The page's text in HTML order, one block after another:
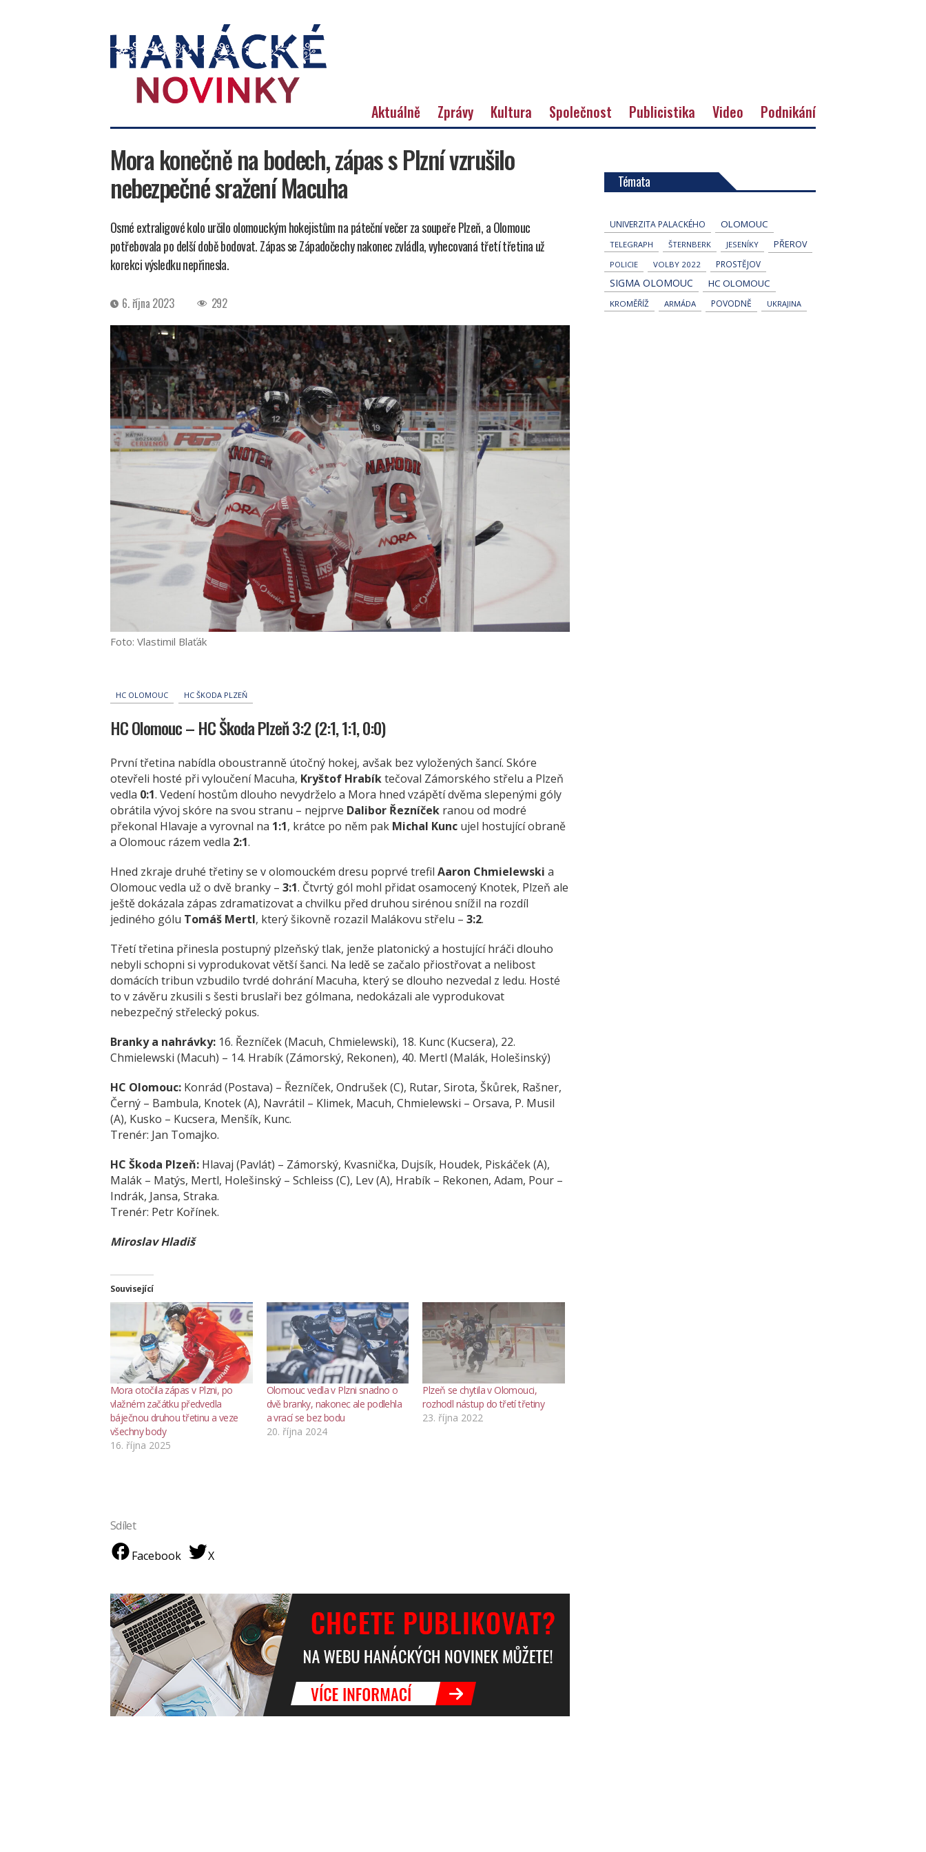
novinky
Aktuálně Zprávy Kultura Společnost Publicistika Video Podnikání
Mora konečně na bodech, zápas s Plzní vzrušilo
nebezpečné sražení Macuha
Osmé extraligové kolo určilo olomouckým hokejistům na páteční večer za soupeře Plzeň, a Olomouc
potřebovala po delší době bodovat. Zápas se Západočechy nakonec zvládla, vyhecovaná třetí třetina už
korekci výsledku nepřinesla.
Datum
příspěvku
6. října 2023 292
Foto: Vlastimil Blaťák
HC OLOMOUC HC ŠKODA PLZEŇ
HC Olomouc – HC Škoda Plzeň 3:2 (2:1, 1:1, 0:0)
První třetina nabídla oboustranně útočný hokej, avšak bez vyložených šancí. Skóre
otevřeli hosté při vyloučení Macuha, Kryštof Hrabíktečoval Zámorského střelu a Plzeň
vedla 0:1. Vedení hostům dlouho nevydrželo a Mora hned vzápětí dvěma slepenými góly
obrátila vývoj skóre na svou stranu – nejprve Dalibor Řezníček ranou od modré
překonal Hlavaje a vyrovnal na 1:1, krátce po něm pak Michal Kunc ujel hostující obraně
a Olomouc rázem vedla 2:1.
Hned zkraje druhé třetiny se v olomouckém dresu poprvé trefil Aaron Chmielewski a
Olomouc vedla už o dvě branky – 3:1. Čtvrtý gól mohl přidat osamocený Knotek, Plzeň ale
ještě dokázala zápas zdramatizovat a chvilku před druhou sirénou snížil na rozdíl
jediného gólu Tomáš Mertl, který šikovně rozazil Malákovu střelu – 3:2.
Třetí třetina přinesla postupný plzeňský tlak, jenže platonický a hostující hráči dlouho
nebyli schopni si vyprodukovat větší šanci. Na ledě se začalo přiostřovat a nelibost
domácích tribun vzbudilo tvrdé dohrání Macuha, který se dlouho nezvedal z ledu. Hosté
to v závěru zkusili s šesti bruslaři bez gólmana, nedokázali ale vyprodukovat
nebezpečný střelecký pokus.
Branky a nahrávky: 16. Řezníček (Macuh, Chmielewski), 18. Kunc (Kucsera), 22.
Chmielewski (Macuh) – 14. Hrabík (Zámorský, Rekonen), 40. Mertl (Malák, Holešinský)
HC Olomouc: Konrád (Postava) – Řezníček, Ondrušek (C), Rutar, Sirota, Škůrek, Rašner,
Černý – Bambula, Knotek (A), Navrátil – Klimek, Macuh, Chmielewski – Orsava, P. Musil
(A), Kusko – Kucsera, Menšík, Kunc.
Trenér: Jan Tomajko.
HC Škoda Plzeň: Hlavaj (Pavlát) – Zámorský, Kvasnička, Dujsík, Houdek, Piskáček (A),
Malák – Matýs, Mertl, Holešinský – Schleiss (C), Lev (A), Hrabík – Rekonen, Adam, Pour –
Indrák, Jansa, Straka.
Trenér: Petr Kořínek.
Miroslav Hladiš
Související
Mora otočila zápas v Plzni, po
vlažném začátku předvedla
báječnou druhou třetinu a veze
všechny body
16. října 2025
Olomouc vedla v Plzni snadno o
dvě branky, nakonec ale podlehla
a vrací se bez bodu
20. října 2024
Plzeň se chytila v Olomouci,
rozhodl nástup do třetí třetiny
23. října 2022
Sdílet
Facebook
X
Témata
UNIVERZITA PALACKÉHO OLOMOUC
TELEGRAPH ŠTERNBERK JESENÍKY PŘEROV
POLICIE VOLBY 2022 PROSTĚJOV
SIGMA OLOMOUC HC OLOMOUC
KROMĚŘÍŽ ARMÁDA POVODNĚ UKRAJINA